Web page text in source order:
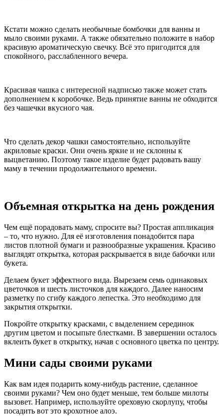
Кстати можно сделать необычные бомбочки для ванны и
мыло своими руками. А также обязательно положите в набор
красивую ароматическую свечку. Всё это пригодится для
спокойного, расслабленного вечера.
Красивая чашка с интересной надписью также может стать
дополнением к коробочке. Ведь принятие ванны не обходится
без чашечки вкусного чая.
Что сделать декор чашки самостоятельно, используйте
акриловые краски. Они очень яркие и не склонны к
выцветанию. Поэтому такое изделие будет радовать вашу
маму в течении продолжительного времени.
Объемная открытка на день рождения
Чем ещё порадовать маму, спросите вы? Простая аппликация
– то, что нужно. Для её изготовления понадобится пара
листов плотной бумаги и разнообразные украшения. Красиво
выглядят открытка, которая раскрывается в виде бабочки или
букета.
Делаем букет эффектного вида. Вырезаем семь одинаковых
цветочков и шесть листочков для каждого. Далее наносим
разметку по сгибу каждого лепестка. Это необходимо для
закрытия открытки.
Покройте открытку красками, с выделением серединок
другим цветом и посыпьте блестками. В завершении осталось
вклеить букет в открытку, начав с основного цветка по центру.
Мини сады своими руками
Как вам идея подарить кому-нибудь растение, сделанное
своими руками? Чем оно будет меньше, тем больше милоты
вызовет. Например, используйте ореховую скорлупу, чтобы
посадить вот это крохотное алоэ.